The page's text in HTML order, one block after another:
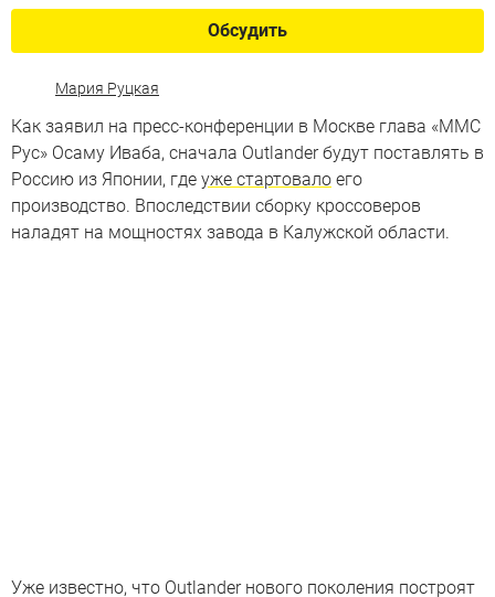
Обсудить
Мария Руцкая
Как заявил на пресс-конференции в Москве глава «ММС
Рус» Осаму Иваба, сначала Outlander будут поставлять в
Россию из Японии, где уже стартовало его
производство. Впоследствии сборку кроссоверов
наладят на мощностях завода в Калужской области.
Уже известно, что Outlander нового поколения построят